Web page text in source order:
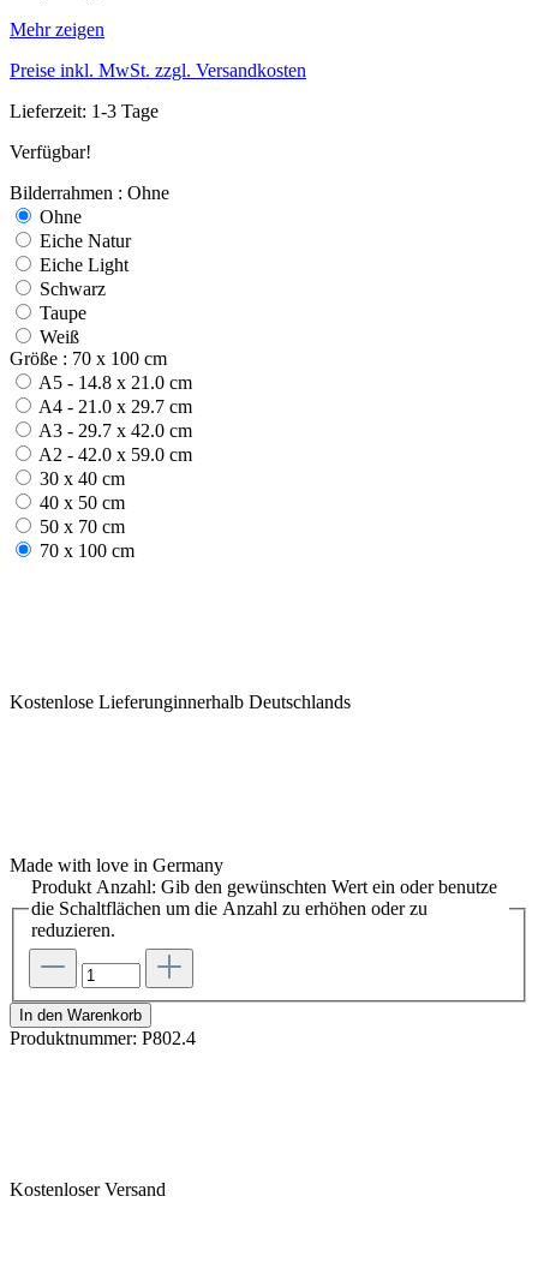
Mehr zeigen
Preise inkl. MwSt. zzgl. Versandkosten
Lieferzeit: 1-3 Tage
Verfügbar!
Bilderrahmen : Ohne
Ohne
Eiche Natur
Eiche Light
Schwarz
Taupe
Weiß
Größe : 70 x 100 cm
A5 - 14.8 x 21.0 cm
A4 - 21.0 x 29.7 cm
A3 - 29.7 x 42.0 cm
A2 - 42.0 x 59.0 cm
30 x 40 cm
40 x 50 cm
50 x 70 cm
70 x 100 cm
Kostenlose Lieferunginnerhalb Deutschlands
Made with love in Germany
Produkt Anzahl: Gib den gewünschten Wert ein oder benutze
die Schaltflächen um die Anzahl zu erhöhen oder zu
reduzieren.
In den Warenkorb
Produktnummer: P802.4
Kostenloser Versand